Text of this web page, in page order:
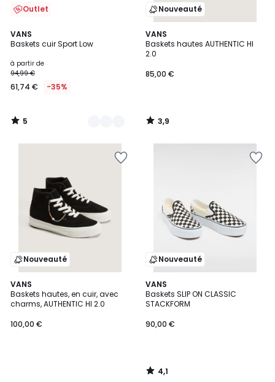
Outlet
VANS
Baskets cuir Sport Low
à partir de
94,99 €
61,74 € -35%
5
/
4
Couleurs
5
/
Nouveauté
VANS
Baskets hautes AUTHENTIC HI
2.0
85,00 €
3,9
/ 5
3,9
/
Nouveauté
VANS
Baskets hautes, en cuir, avec
charms, AUTHENTIC HI 2.0
100,00 €
Nouveauté
VANS
Baskets SLIP ON CLASSIC
STACKFORM
90,00 €
4,1
/ 5
4,1
/